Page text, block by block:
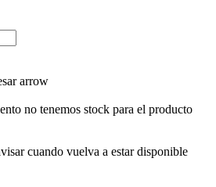
no tenemos stock para el producto
cuando vuelva a estar disponible